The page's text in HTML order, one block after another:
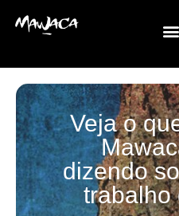
Veja o
dizendo
trabalho